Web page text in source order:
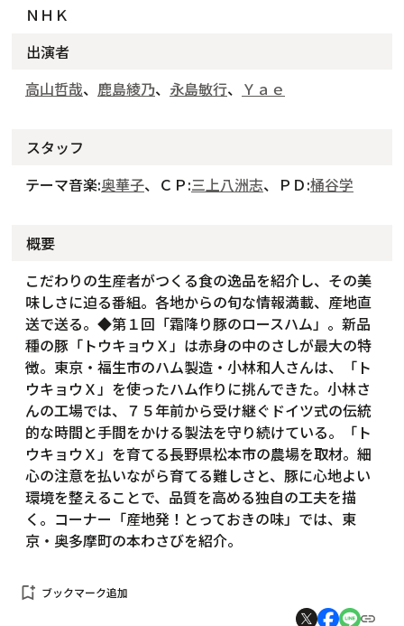
ＮＨＫ
出演者
高山哲哉、 鹿島綾乃、 永島敏行、 Ｙａｅ
スタッフ
テーマ音楽:奥華子、ＣＰ:三上八洲志、ＰＤ:桶谷学
概要
こだわりの生産者がつくる食の逸品を紹介し、その美
味しさに迫る番組。各地からの旬な情報満載、産地直
送で送る。◆第１回「霜降り豚のロースハム」。新品
種の豚「トウキョウＸ」は赤身の中のさしが最大の特
徴。東京・福生市のハム製造・小林和人さんは、「ト
ウキョウＸ」を使ったハム作りに挑んできた。小林さ
んの工場では、７５年前から受け継ぐドイツ式の伝統
的な時間と手間をかける製法を守り続けている。「ト
ウキョウＸ」を育てる長野県松本市の農場を取材。細
心の注意を払いながら育てる難しさと、豚に心地よい
環境を整えることで、品質を高める独自の工夫を描
く。コーナー「産地発！とっておきの味」では、東
京・奥多摩町の本わさびを紹介。
bookmark_add ブックマーク追加